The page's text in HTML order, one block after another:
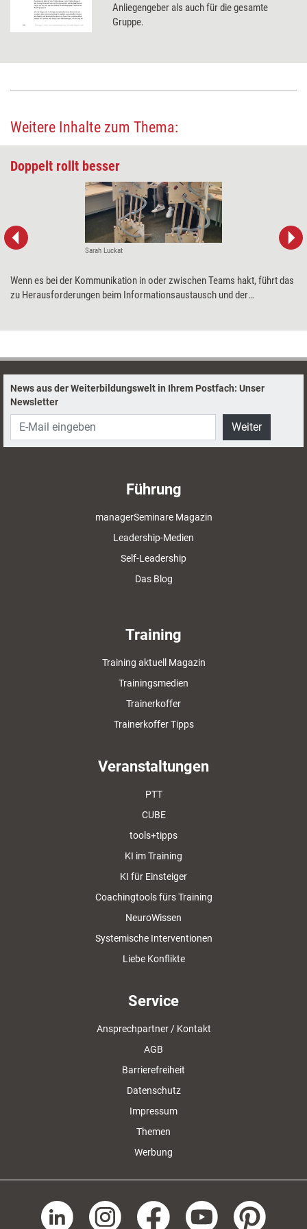
Anliegengeber als auch für die gesamte
Gruppe.
Weitere Inhalte zum Thema:
Doppelt rollt besser
Sarah Luckat
Wenn es bei der Kommunikation in oder zwischen Teams hakt, führt das
zu Herausforderungen beim Informationsaustausch und der
News aus der Weiterbildungswelt in Ihrem Postfach: Unser
Newsletter
Weiter
Führung
managerSeminare Magazin
Leadership-Medien
Self-Leadership
Das Blog
Training
Training aktuell Magazin
Trainingsmedien
Trainerkoffer
Trainerkoffer Tipps
Veranstaltungen
PTT
CUBE
tools+tipps
KI im Training
KI für Einsteiger
Coachingtools fürs Training
NeuroWissen
Systemische Interventionen
Liebe Konflikte
Service
Ansprechpartner / Kontakt
AGB
Barrierefreiheit
Datenschutz
Impressum
Themen
Werbung